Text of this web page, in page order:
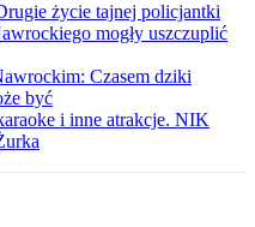
życie tajnej policjantki
mogły uszczuplić
Czasem dziki
być
i inne atrakcje. NIK